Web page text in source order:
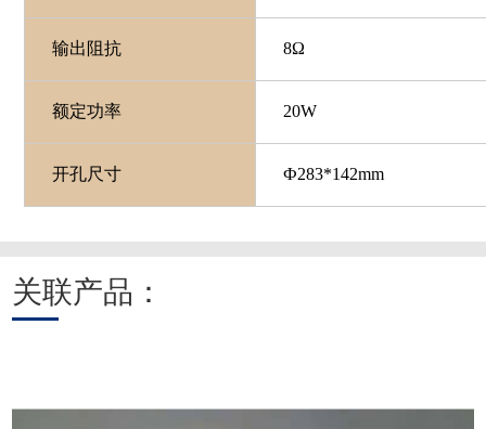
输出阻抗 8Ω
额定功率 20W
开孔尺寸 Ф283*142mm
关联产品：